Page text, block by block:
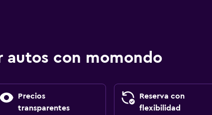
autos con momondo
Precios
transparentes
Reserva con
flexibilidad